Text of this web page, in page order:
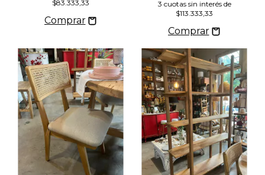
$83.333,33
3 cuotas sin interés de
$113.333,33